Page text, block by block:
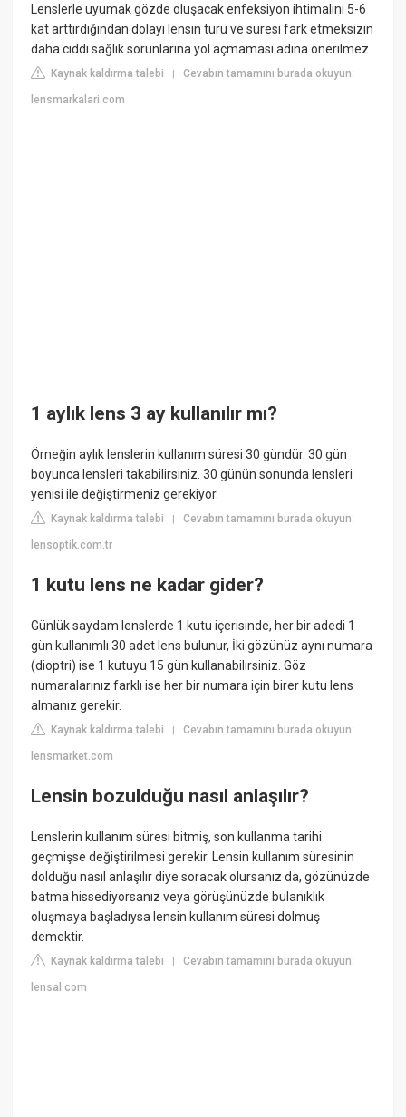
Lenslerle uyumak gözde oluşacak enfeksiyon ihtimalini 5-6
kat arttırdığından dolayı lensin türü ve süresi fark etmeksizin
daha ciddi sağlık sorunlarına yol açmaması adına önerilmez.
Kaynak kaldırma talebi |Cevabın tamamını burada okuyun:
lensmarkalari.com
1 aylık lens 3 ay kullanılır mı?
Örneğin aylık lenslerin kullanım süresi 30 gündür. 30 gün
boyunca lensleri takabilirsiniz. 30 günün sonunda lensleri
yenisi ile değiştirmeniz gerekiyor.
Kaynak kaldırma talebi |Cevabın tamamını burada okuyun:
lensoptik.com.tr
1 kutu lens ne kadar gider?
Günlük saydam lenslerde 1 kutu içerisinde, her bir adedi 1
gün kullanımlı 30 adet lens bulunur, İki gözünüz aynı numara
(dioptri) ise 1 kutuyu 15 gün kullanabilirsiniz. Göz
numaralarınız farklı ise her bir numara için birer kutu lens
almanız gerekir.
Kaynak kaldırma talebi |Cevabın tamamını burada okuyun:
lensmarket.com
Lensin bozulduğu nasıl anlaşılır?
Lenslerin kullanım süresi bitmiş, son kullanma tarihi
geçmişse değiştirilmesi gerekir. Lensin kullanım süresinin
dolduğu nasıl anlaşılır diye soracak olursanız da, gözünüzde
batma hissediyorsanız veya görüşünüzde bulanıklık
oluşmaya başladıysa lensin kullanım süresi dolmuş
demektir.
Kaynak kaldırma talebi |Cevabın tamamını burada okuyun:
lensal.com